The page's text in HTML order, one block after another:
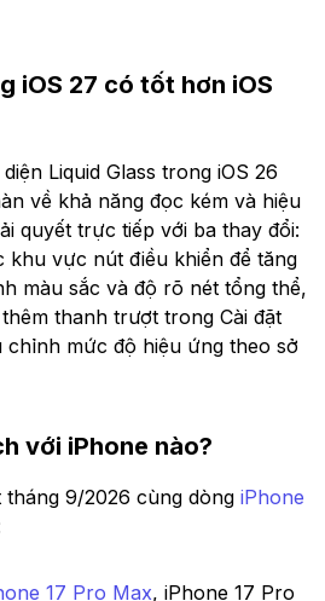
iOS 27 có tốt hơn iOS
Liquid Glass trong iOS 26
về khả năng đọc kém và hiệu
quyết trực tiếp với ba thay đổi:
khu vực nút điều khiển để tăng
màu sắc và độ rõ nét tổng thể,
thanh trượt trong Cài đặt
chỉnh mức độ hiệu ứng theo sở
với iPhone nào?
tháng 9/2026 cùng dòng iPhone
17 Pro Max, iPhone 17 Pro